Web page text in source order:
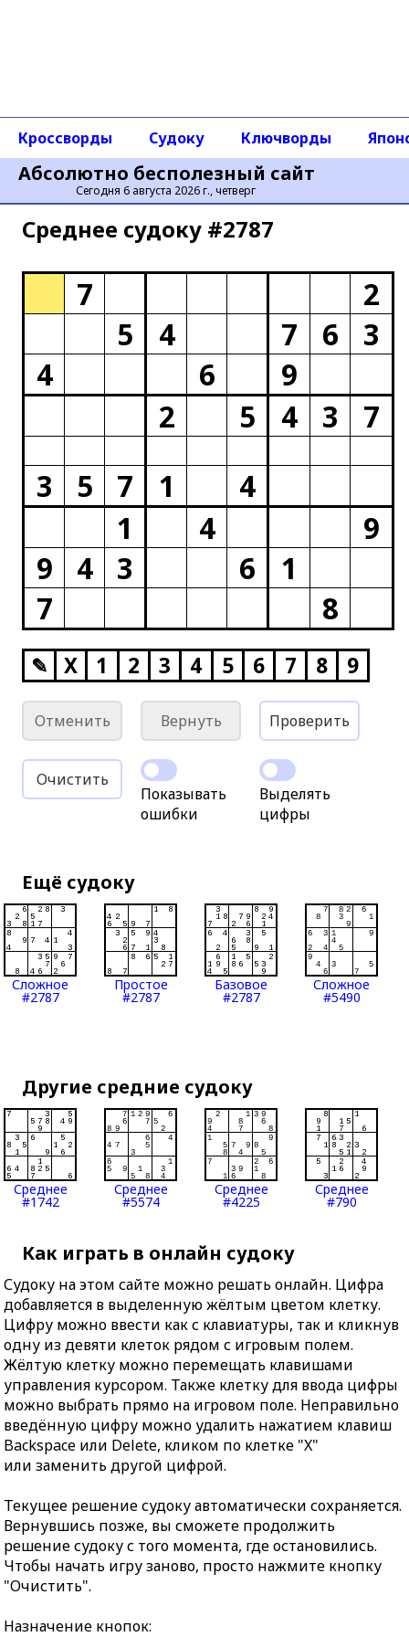
Абсолютно бесполезный сайт
Сегодня 6 августа 2026 г., четверг
Кроссворды Судоку Ключворды
Среднее cудоку #2787
7
2
5
4 7 6
3
4
6
9
2
5 4 3
7
3
5 7 1
4
1
4
9
9
4 3 6
1
7
8
✎ X 1 2 3 4 5 6 7 8 9
Отменить Вернуть Проверить
Очистить
Показывать
ошибки
Выделять
цифры
Ещё судоку
Сложное
#2787
Простое
#2787
Базовое
#2787
Сложное
#5490
Другие средние судоку
Среднее
#1742
Среднее
#5574
Среднее
#4225
Среднее
#790
Как играть в онлайн судоку
Судоку на этом сайте можно решать онлайн. Цифра
добавляется в выделенную жёлтым цветом клетку.
Цифру можно ввести как с клавиатуры, так и кликнув
одну из девяти клеток рядом с игровым полем.
Жёлтую клетку можно перемещать клавишами
управления курсором. Также клетку для ввода цифры
можно выбрать прямо на игровом поле. Неправильно
введённую цифру можно удалить нажатием клавиш
Backspace или Delete, кликом по клетке "X"
или заменить другой цифрой.
Текущее решение судоку автоматически сохраняется.
Вернувшись позже, вы сможете продолжить
решение судоку с того момента, где остановились.
Чтобы начать игру заново, просто нажмите кнопку
"Очистить".
Назначение кнопок: